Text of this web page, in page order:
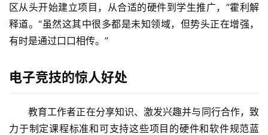
区从头开始建立项目，从合适的硬件到学生推广，”霍利解
释道。“虽然这其中很多都是未知领域，但势头正在增强，
有时是通过口口相传。”
电子竞技的惊人好处
教育工作者正在分享知识、激发兴趣并与同行合作，致
力于制定课程标准和可支持这些项目的硬件和软件规范蓝